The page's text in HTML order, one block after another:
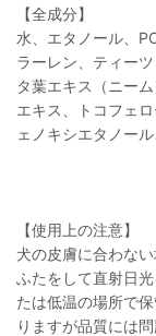
【全成分】
水、エタノール、
ラーレン、ティー
タ葉エキス（ニー
エキス、トコフェ
ェノキシエタノー
【使用上の注意】
犬の皮膚に合わな
ふたをして直射日
たは低温の場所で
りますが品質には